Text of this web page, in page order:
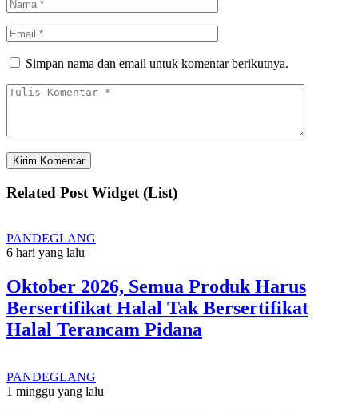
Simpan nama dan email untuk komentar berikutnya.
Related Post Widget (List)
PANDEGLANG
6 hari yang lalu
Oktober 2026, Semua Produk Harus
Bersertifikat Halal Tak Bersertifikat
Halal Terancam Pidana
PANDEGLANG
1 minggu yang lalu